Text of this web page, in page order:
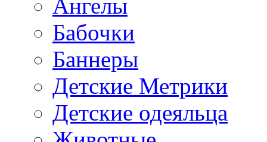
Ангелы
Бабочки
Баннеры
Детские Метрики
Детские одеяльца